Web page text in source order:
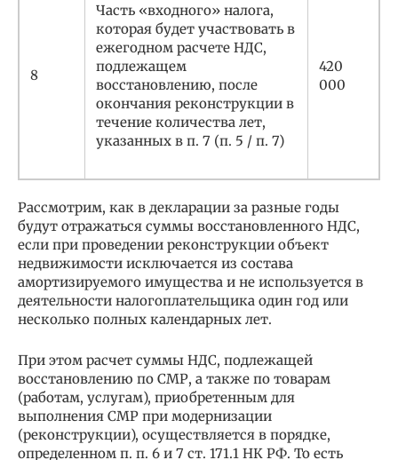
8
Часть «входного» налога,
которая будет участвовать в
ежегодном расчете НДС,
подлежащем
восстановлению, после
окончания реконструкции в
течение количества лет,
указанных в п. 7 (п. 5 / п. 7)
420
000
Рассмотрим, как в декларации за разные годы
будут отражаться суммы восстановленного НДС,
если при проведении реконструкции объект
недвижимости исключается из состава
амортизируемого имущества и не используется в
деятельности налогоплательщика один год или
несколько полных календарных лет.
При этом расчет суммы НДС, подлежащей
восстановлению по СМР, а также по товарам
(работам, услугам), приобретенным для
выполнения СМР при модернизации
(реконструкции), осуществляется в порядке,
определенном п. п. 6 и 7 ст. 171.1 НК РФ. То есть